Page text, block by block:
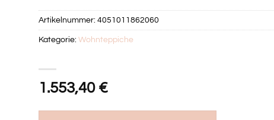
1.553,40 €
Artikelnummer: 4051011862060
Kategorie: Wohnteppiche